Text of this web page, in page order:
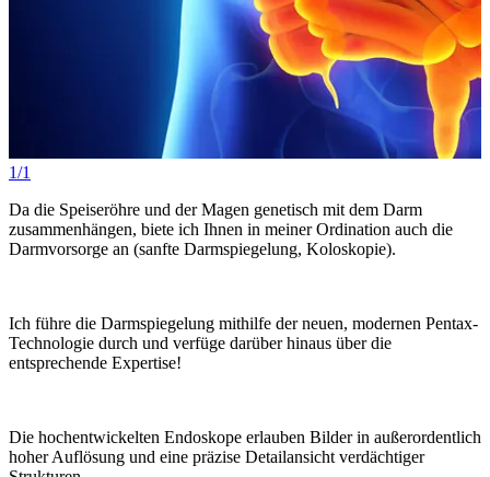
1/1
Da die Speiseröhre und der Magen genetisch mit dem Darm
zusammenhängen, biete ich Ihnen in meiner Ordination auch die
Darmvorsorge an (sanfte Darmspiegelung, Koloskopie).
Ich führe die Darmspiegelung mithilfe der neuen, modernen Pentax-
Technologie durch und verfüge darüber hinaus über die
entsprechende Expertise!
Die hochentwickelten Endoskope erlauben Bilder in außerordentlich
hoher Auflösung und eine präzise Detailansicht verdächtiger